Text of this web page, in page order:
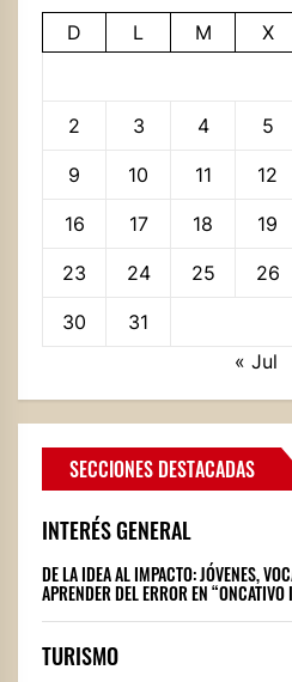
D L M X
2 3 4 5
9 10 11 12
16 17 18 19
23 24 25 26
30
31
« Jul
SECCIONES DESTACADAS
INTERÉS GENERAL
DE LA IDEA AL IMPACTO: JÓVENES,
APRENDER DEL ERROR EN
TURISMO